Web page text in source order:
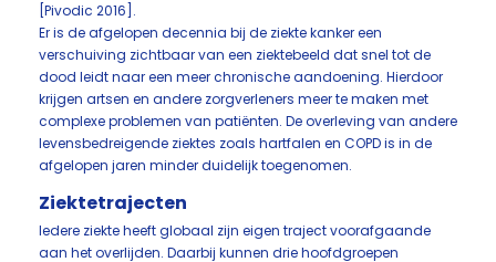
[Pivodic 2016].
Er is de afgelopen decennia bij de ziekte kanker een
verschuiving zichtbaar van een ziektebeeld dat snel tot de
dood leidt naar een meer chronische aandoening. Hierdoor
krijgen artsen en andere zorgverleners meer te maken met
complexe problemen van patiënten. De overleving van andere
levensbedreigende ziektes zoals hartfalen en COPD is in de
afgelopen jaren minder duidelijk toegenomen.
Ziektetrajecten
Iedere ziekte heeft globaal zijn eigen traject voorafgaande
aan het overlijden. Daarbij kunnen drie hoofdgroepen